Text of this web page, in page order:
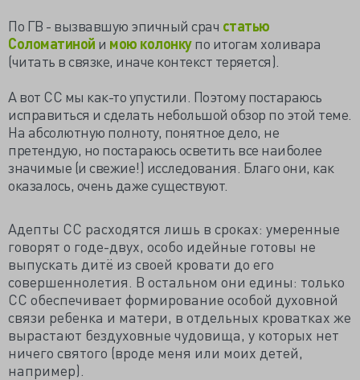
По ГВ - вызвавшую эпичный срач статью
Соломатиной и мою колонкупо итогам холивара
(читать в связке, иначе контекст теряется).
А вот СС мы как-то упустили. Поэтому постараюсь
исправиться и сделать небольшой обзор по этой теме.
На абсолютную полноту, понятное дело, не
претендую, но постараюсь осветить все наиболее
значимые (и свежие!) исследования. Благо они, как
оказалось, очень даже существуют.
Адепты СС расходятся лишь в сроках: умеренные
говорят о годе-двух, особо идейные готовы не
выпускать дитё из своей кровати до его
совершеннолетия. В остальном они едины: только
СС обеспечивает формирование особой духовной
связи ребенка и матери, в отдельных кроватках же
вырастают бездуховные чудовища, у которых нет
ничего святого (вроде меня или моих детей,
например).